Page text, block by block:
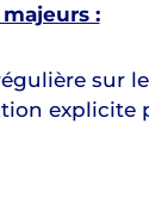
:
sur
explicite